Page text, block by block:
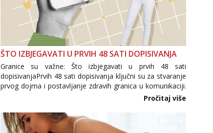
ŠTO IZBJEGAVATI U PRVIH 48 SATI DOPISIVANJA
Granice su važne: Što izbjegavati u prvih 48 sati
dopisivanjaPrvih 48 sati dopisivanja ključni su za stvaranje
prvog dojma i postavljanje zdravih granica u komunikaciji.
Važno je izbjeći prebrzo otkrivanje osobnih ili intimnih
informacija, jer nepoznata osoba još nije zaslužila to
povjerenje. Takođe...
Pročitaj više